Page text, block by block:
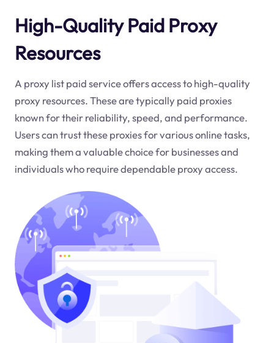
High-Quality Paid Proxy
Resources
A proxy list paid service offers access to high-quality
proxy resources. These are typically paid proxies
known for their reliability, speed, and performance.
Users can trust these proxies for various online tasks,
making them a valuable choice for businesses and
individuals who require dependable proxy access.